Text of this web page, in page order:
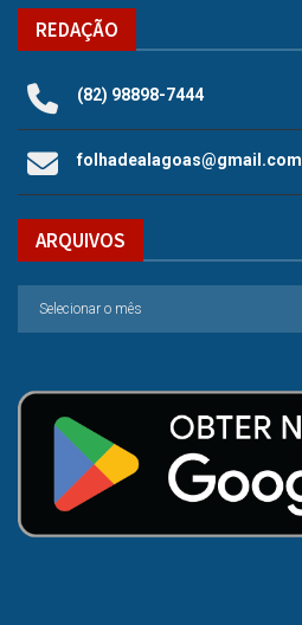
REDAÇÃO
(82) 98898-7444
folhadealagoas@gmail.com
ARQUIVOS